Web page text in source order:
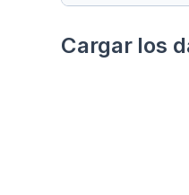
Cargar los